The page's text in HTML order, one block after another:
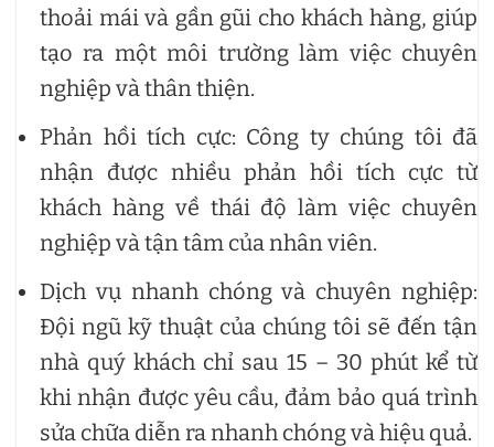
thoải mái và gần gũi cho khách hàng, giúp
tạo ra một môi trường làm việc chuyên
nghiệp và thân thiện.
Phản hồi tích cực: Công ty chúng tôi đã
nhận được nhiều phản hồi tích cực từ
khách hàng về thái độ làm việc chuyên
nghiệp và tận tâm của nhân viên.
Dịch vụ nhanh chóng và chuyên nghiệp:
Đội ngũ kỹ thuật của chúng tôi sẽ đến tận
nhà quý khách chỉ sau 15 – 30 phút kể từ
khi nhận được yêu cầu, đảm bảo quá trình
sửa chữa diễn ra nhanh chóng và hiệu quả.